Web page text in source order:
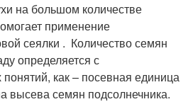
на большом количестве
применение
сеялки . Количество семян
определяется с
как – посевная единица
высева семян подсолнечника.